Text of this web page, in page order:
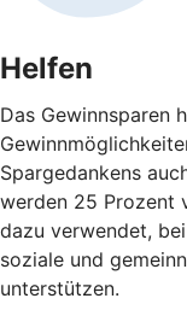
Helfen
Das Gewinnsparen
Spargedankens
werden 25 Prozent
dazu verwendet,
soziale und
unterstützen.